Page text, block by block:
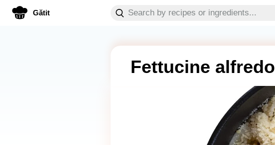
Gătit
Fettucine alfredo